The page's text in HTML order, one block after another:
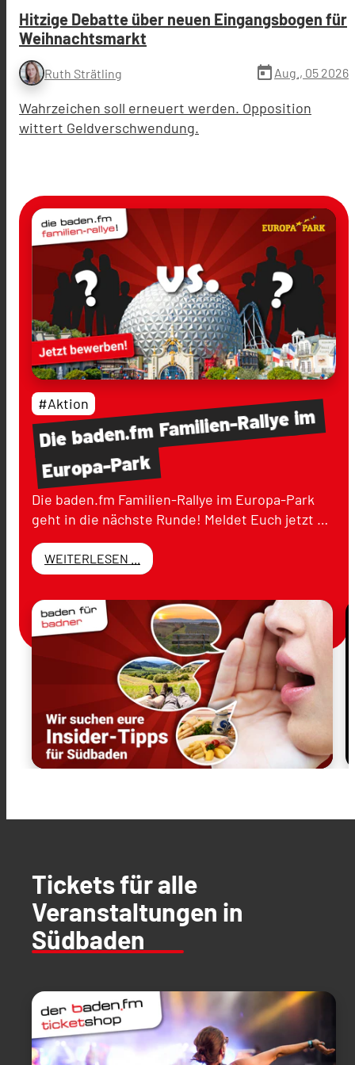
Hitzige Debatte über neuen Eingangsbogen für
Weihnachtsmarkt
Ruth Strätling today Aug., 05 2026
Wahrzeichen soll erneuert werden. Opposition
wittert Geldverschwendung.
Diebaden.fmFamilien-Rallyeim
Europa-Park
#Aktion
Die baden.fm Familien-Rallye im Europa-Park
geht in die nächste Runde! Meldet Euch jetzt …
WEITERLESEN ...
Tickets für alle
Veranstaltungen in
Südbaden